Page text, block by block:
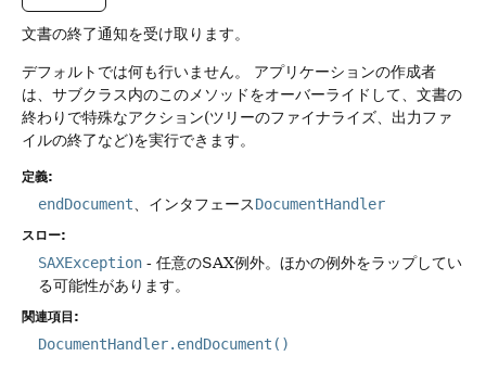
文書の終了通知を受け取ります。
デフォルトでは何も行いません。
アプリケーションの作成者
は、サブクラス内のこのメソッドをオーバーライドして、文書の
終わりで特殊なアクション(ツリーのファイナライズ、出力ファ
イルの終了など)を実行できます。
定義:
endDocument 、インタフェースDocumentHandler
スロー:
SAXException - 任意のSAX例外。ほかの例外をラップしてい
る可能性があります。
関連項目:
DocumentHandler.endDocument()